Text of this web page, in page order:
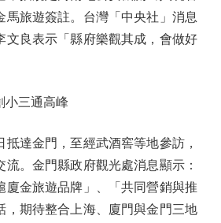
馬旅遊簽註。台灣「中央社」消息
文良表示「縣府樂觀其成，會做好
三通高峰
達金門，至經武酒窖等地參訪，
流。金門縣政府觀光處消息顯示：
廈金旅遊品牌」、「共同營銷與推
，期待整合上海、廈門與金門三地